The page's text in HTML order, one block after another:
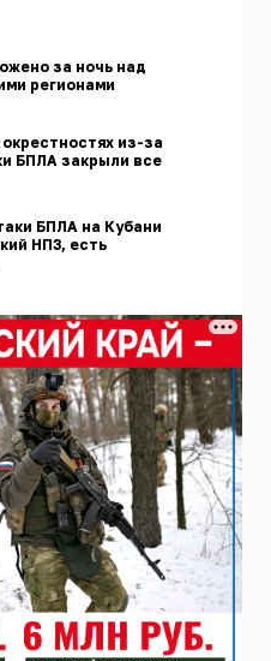
за ночь над
регионами
из-за
БПЛА закрыли все
БПЛА на Кубани
НПЗ, есть